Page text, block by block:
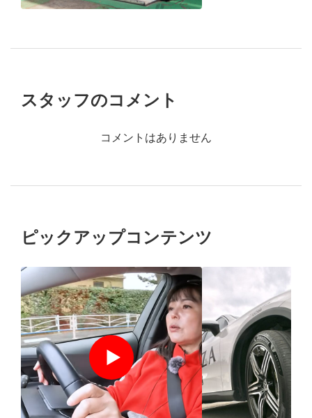
スタッフのコメント
コメントはありません
ピックアップコンテンツ